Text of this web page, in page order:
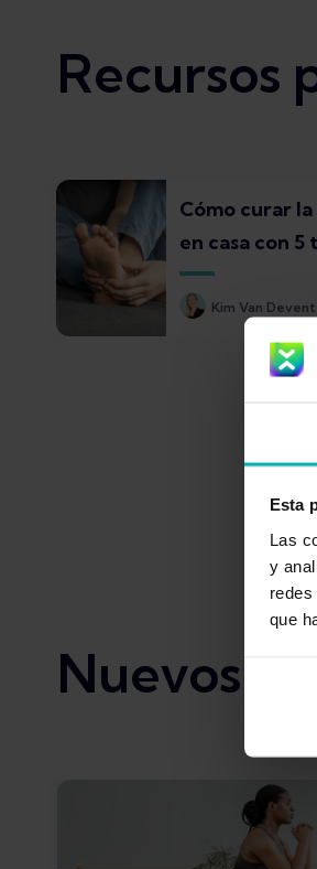
Esta
Las
y
que
Recursos
Cómo curar
en casa con
Kim Van
Nuevos